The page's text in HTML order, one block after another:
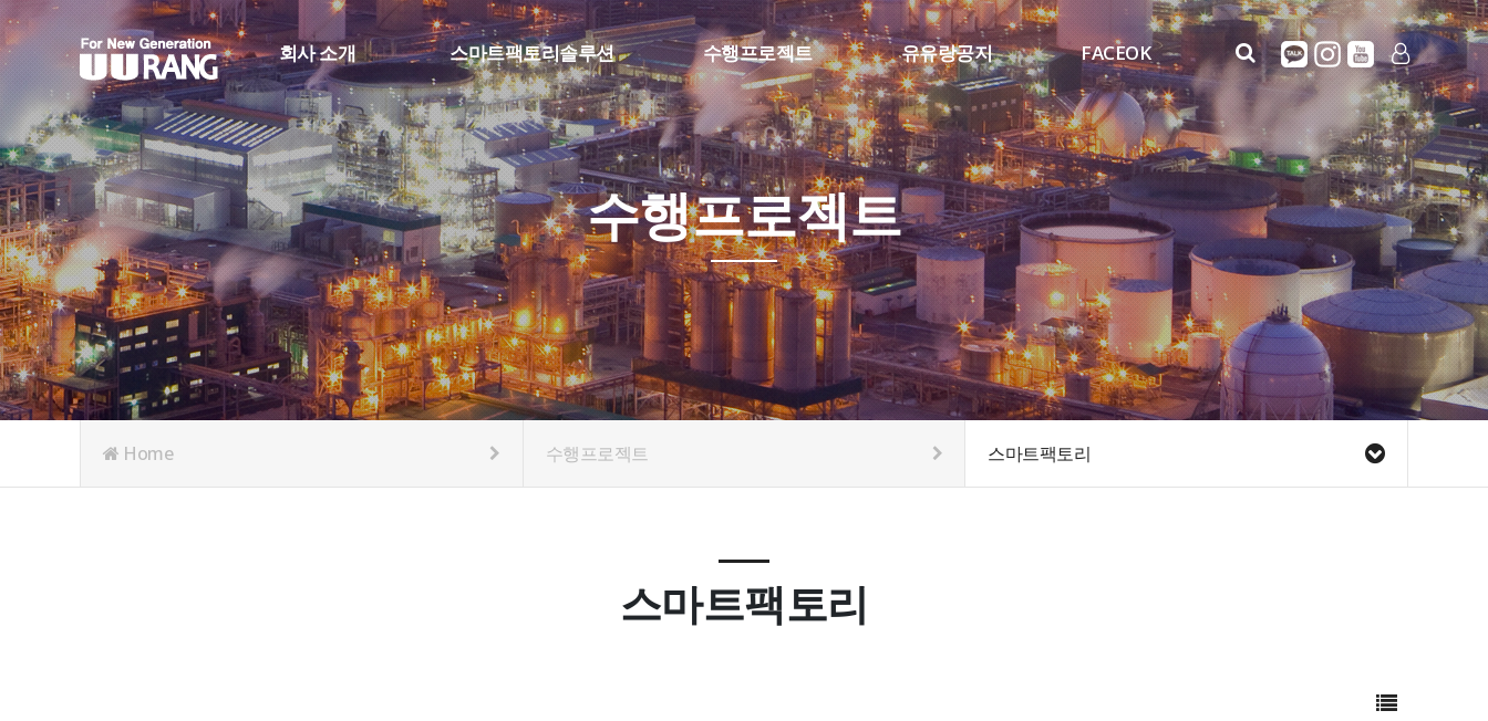
LOG IN
회사 소개
CEO 인사
회사 연혁
회사 조직도
인증 및 수상
오시는 길
스마트팩토리솔루션
스마트팩토리 MES
생산정보 수집, 머신비전
스마트 물류자동화
RFID
Face_Reference
수행프로젝트
SFA & Etc
스마트팩토리
유유랑공지
공지사항
질문과답변
FACEOK
FaceOK
FACEOK_MOVIE
수행프로젝트
Home 수행프로젝트 스마트팩토리
스마트팩토리